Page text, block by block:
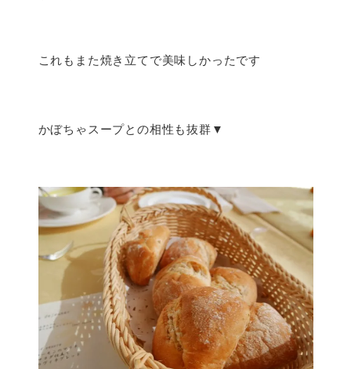
これもまた焼き立てで美味しかったです
かぼちゃスープとの相性も抜群▼